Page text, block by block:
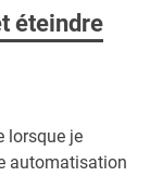
éteindre
lorsque je
automatisation